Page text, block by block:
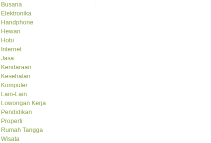
Busana
Elektronika
Handphone
Hewan
Hobi
Internet
Jasa
Kendaraan
Kesehatan
Komputer
Lain-Lain
Lowongan Kerja
Pendidikan
Properti
Rumah Tangga
Wisata